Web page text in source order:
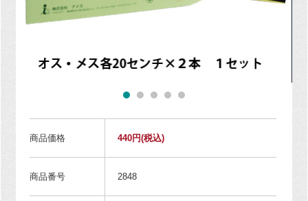
商品価格 440円(税込)
商品番号 2848